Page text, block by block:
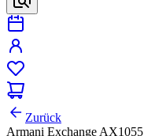
Zurück
Armani Exchange AX1055